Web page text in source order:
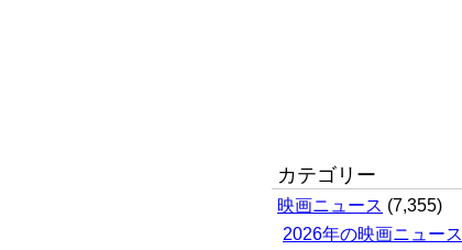
カテゴリー
映画ニュース (7,355)
2026年の映画ニュース